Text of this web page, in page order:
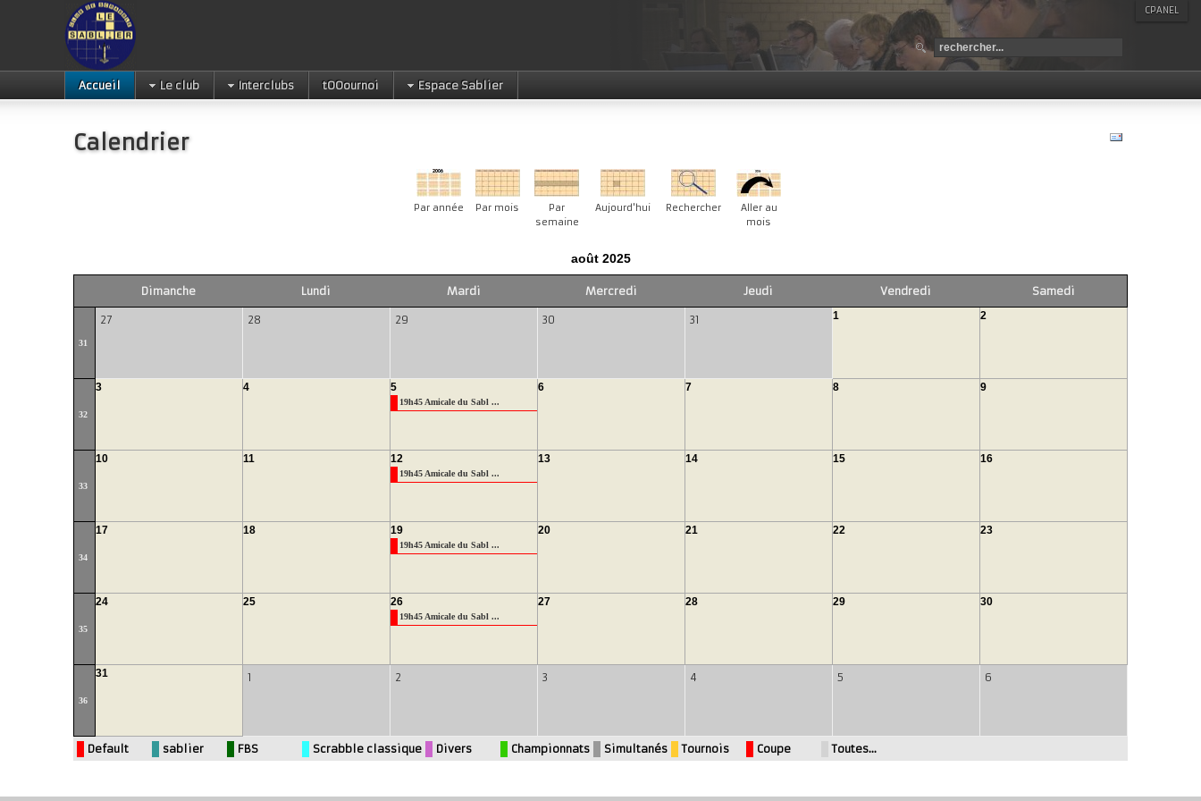
Accueil Le club Interclubs tOOournoi Espace Sablier
CPANEL
Calendrier
Par année Par mois
Par
semaine
Aujourd'hui Rechercher
Aller au
mois
août 2025
Dimanche Lundi Mardi Mercredi Jeudi Vendredi Samedi
31
27 28 29 30 31 1 2
32
3 4 5
19h45 Amicale du Sabl ...
6 7 8 9
33
10 11 12
19h45 Amicale du Sabl ...
13 14 15 16
34
17 18 19
19h45 Amicale du Sabl ...
20 21 22 23
35
24 25 26
19h45 Amicale du Sabl ...
27 28 29 30
36
31 1 2 3 4 5 6
Default sablier FBS Scrabble classique Divers Championnats Simultanés Tournois Coupe Toutes…